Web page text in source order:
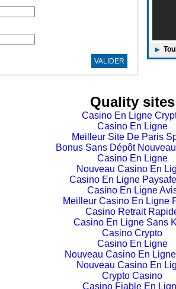
VALIDER
Quality sites
Casino En Ligne
Casino En Ligne
Meilleur Site De Paris
Bonus Sans Dépôt
Casino En Ligne
Nouveau Casino En
Casino En Ligne
Casino En Ligne
Meilleur Casino En Ligne
Casino Retrait
Casino En Ligne Sans
Casino Crypto
Casino En Ligne
Nouveau Casino En
Nouveau Casino En
Crypto Casino
Casino Fiable En